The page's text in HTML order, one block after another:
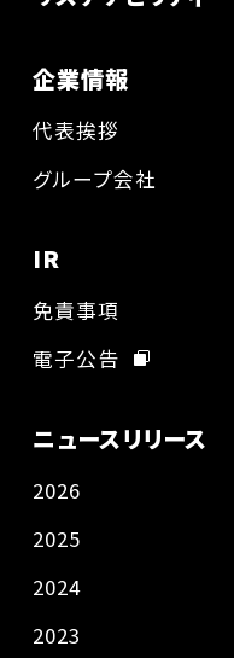
企業情報
代表挨拶
グループ会社
IR
免責事項
電子公告
ニュースリリース
2026
2025
2024
2023